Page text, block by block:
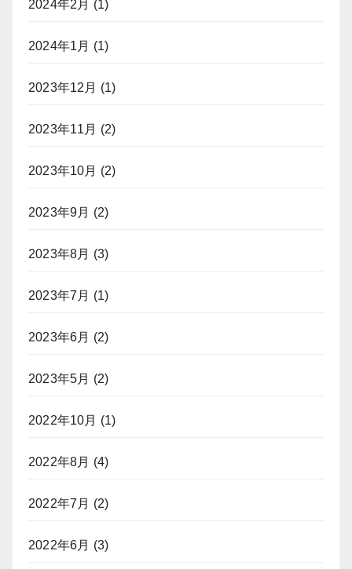
2024年2月 (1)
2024年1月 (1)
2023年12月 (1)
2023年11月 (2)
2023年10月 (2)
2023年9月 (2)
2023年8月 (3)
2023年7月 (1)
2023年6月 (2)
2023年5月 (2)
2022年10月 (1)
2022年8月 (4)
2022年7月 (2)
2022年6月 (3)